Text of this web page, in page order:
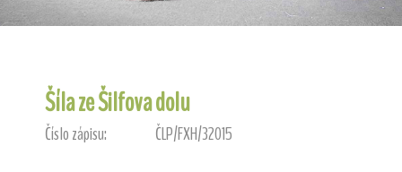
Šíla ze Šilfova dolu
Číslo zápisu: ČLP/FXH/32015